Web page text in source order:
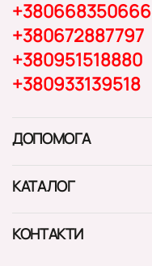
+380668350666
+380672887797
+380951518880
+380933139518
ДОПОМОГА
КАТАЛОГ
КОНТАКТИ